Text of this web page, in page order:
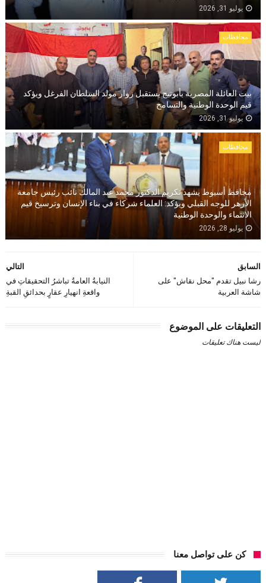
يوليو 31, 2026
محافظات
بيت العائلة المصرية بأبوتيج يستقبل زوار مولد السلطان الفرغل ويؤكد
قيم الوحدة الوطنية والتسامح
يوليو 31, 2026
محافظات
محافظ أسيوط يشهد تكريم الدكتور محمد عبد المالك نائب رئيس جامعة
الأزهر للوجه القبلي ويؤكد: العلماء شركاء في بناء الإنسان وترسيخ قيم
الانتماء والوحدة الوطنية
يوليو 28, 2026
التالي
النيابةُ العامةُ تباشرُ التحقيقاتِ في
واقعةِ انهيارِ عقارٍ بحدائقِ القبةِ
السابق
رشا نبيل تقدم "محل نقاش" على
شاشة العربية
التعليقات على الموضوع
ليست هناك تعليقات
كن على تواصل معنا